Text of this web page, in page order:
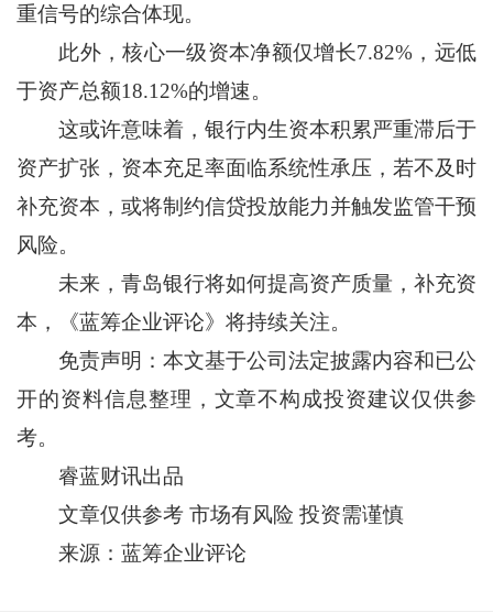
重信号的综合体现。
此外，核心一级资本净额仅增长7.82%，远低
于资产总额18.12%的增速。
这或许意味着，银行内生资本积累严重滞后于
资产扩张，资本充足率面临系统性承压，若不及时
补充资本，或将制约信贷投放能力并触发监管干预
风险。
未来，青岛银行将如何提高资产质量，补充资
本，《蓝筹企业评论》将持续关注。
免责声明：本文基于公司法定披露内容和已公
开的资料信息整理，文章不构成投资建议仅供参
考。
睿蓝财讯出品
文章仅供参考 市场有风险 投资需谨慎
来源：蓝筹企业评论